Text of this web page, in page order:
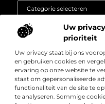
Uw
prioriteit
Uw privacy staat bij ons
en gebruiken cookies en
ervaring op onze website te
staat om gepersonaliseerde
functionaliteit van de site te
te analyseren. Sommige
Over
Bedrijf
” Het platform voor
conversieboosts “
Duik in waardevolle
inspirerende cases die
niveau tillen. Welkom bij
Onze informatie